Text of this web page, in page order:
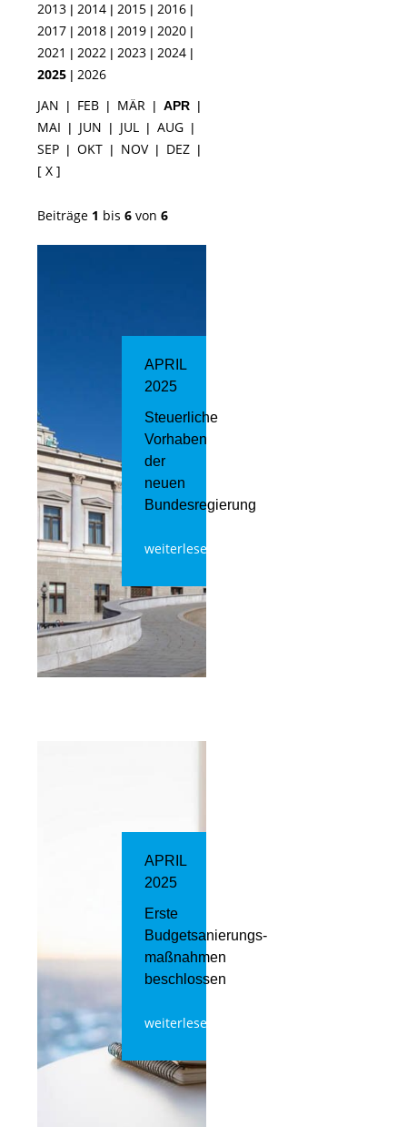
2013 | 2014 | 2015 | 2016 |
2017 | 2018 | 2019 | 2020 |
2021 | 2022 | 2023 | 2024 |
2025 | 2026
JAN | FEB | MÄR | APR |
MAI | JUN | JUL | AUG |
SEP | OKT | NOV| DEZ |
[ X ]
Beiträge 1 bis 6 von 6
APRIL
2025
Steuerliche
Vorhaben
der
neuen
Bundesregierung
weiterlesen
APRIL
2025
Erste
Budgetsanierungs­
maßnahmen
beschlossen
weiterlesen